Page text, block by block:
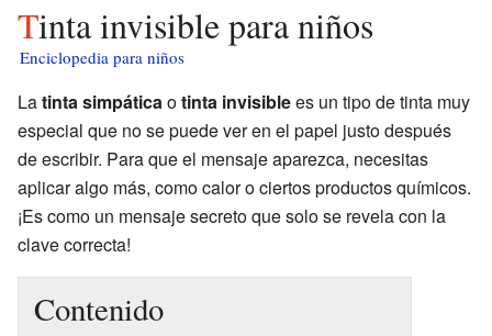
Tinta invisible para niños
Enciclopedia para niños
Latinta simpáticaotinta invisiblees un tipo de tinta muy
especial que no se puede ver en el papel justo después
de escribir. Para que el mensaje aparezca, necesitas
aplicar algo más, como calor o ciertos productos químicos.
¡Es como un mensaje secreto que solo se revela con la
clave correcta!
Contenido